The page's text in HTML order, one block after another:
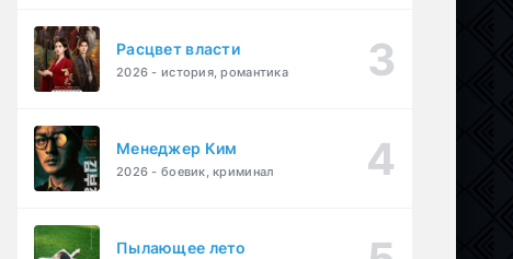
Расцвет власти
2026 - история, романтика
Менеджер Ким
2026 - боевик, криминал
Пылающее лето